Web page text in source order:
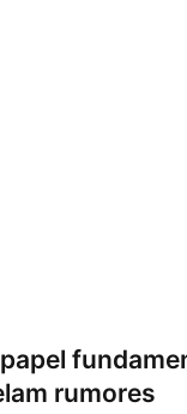
rumores